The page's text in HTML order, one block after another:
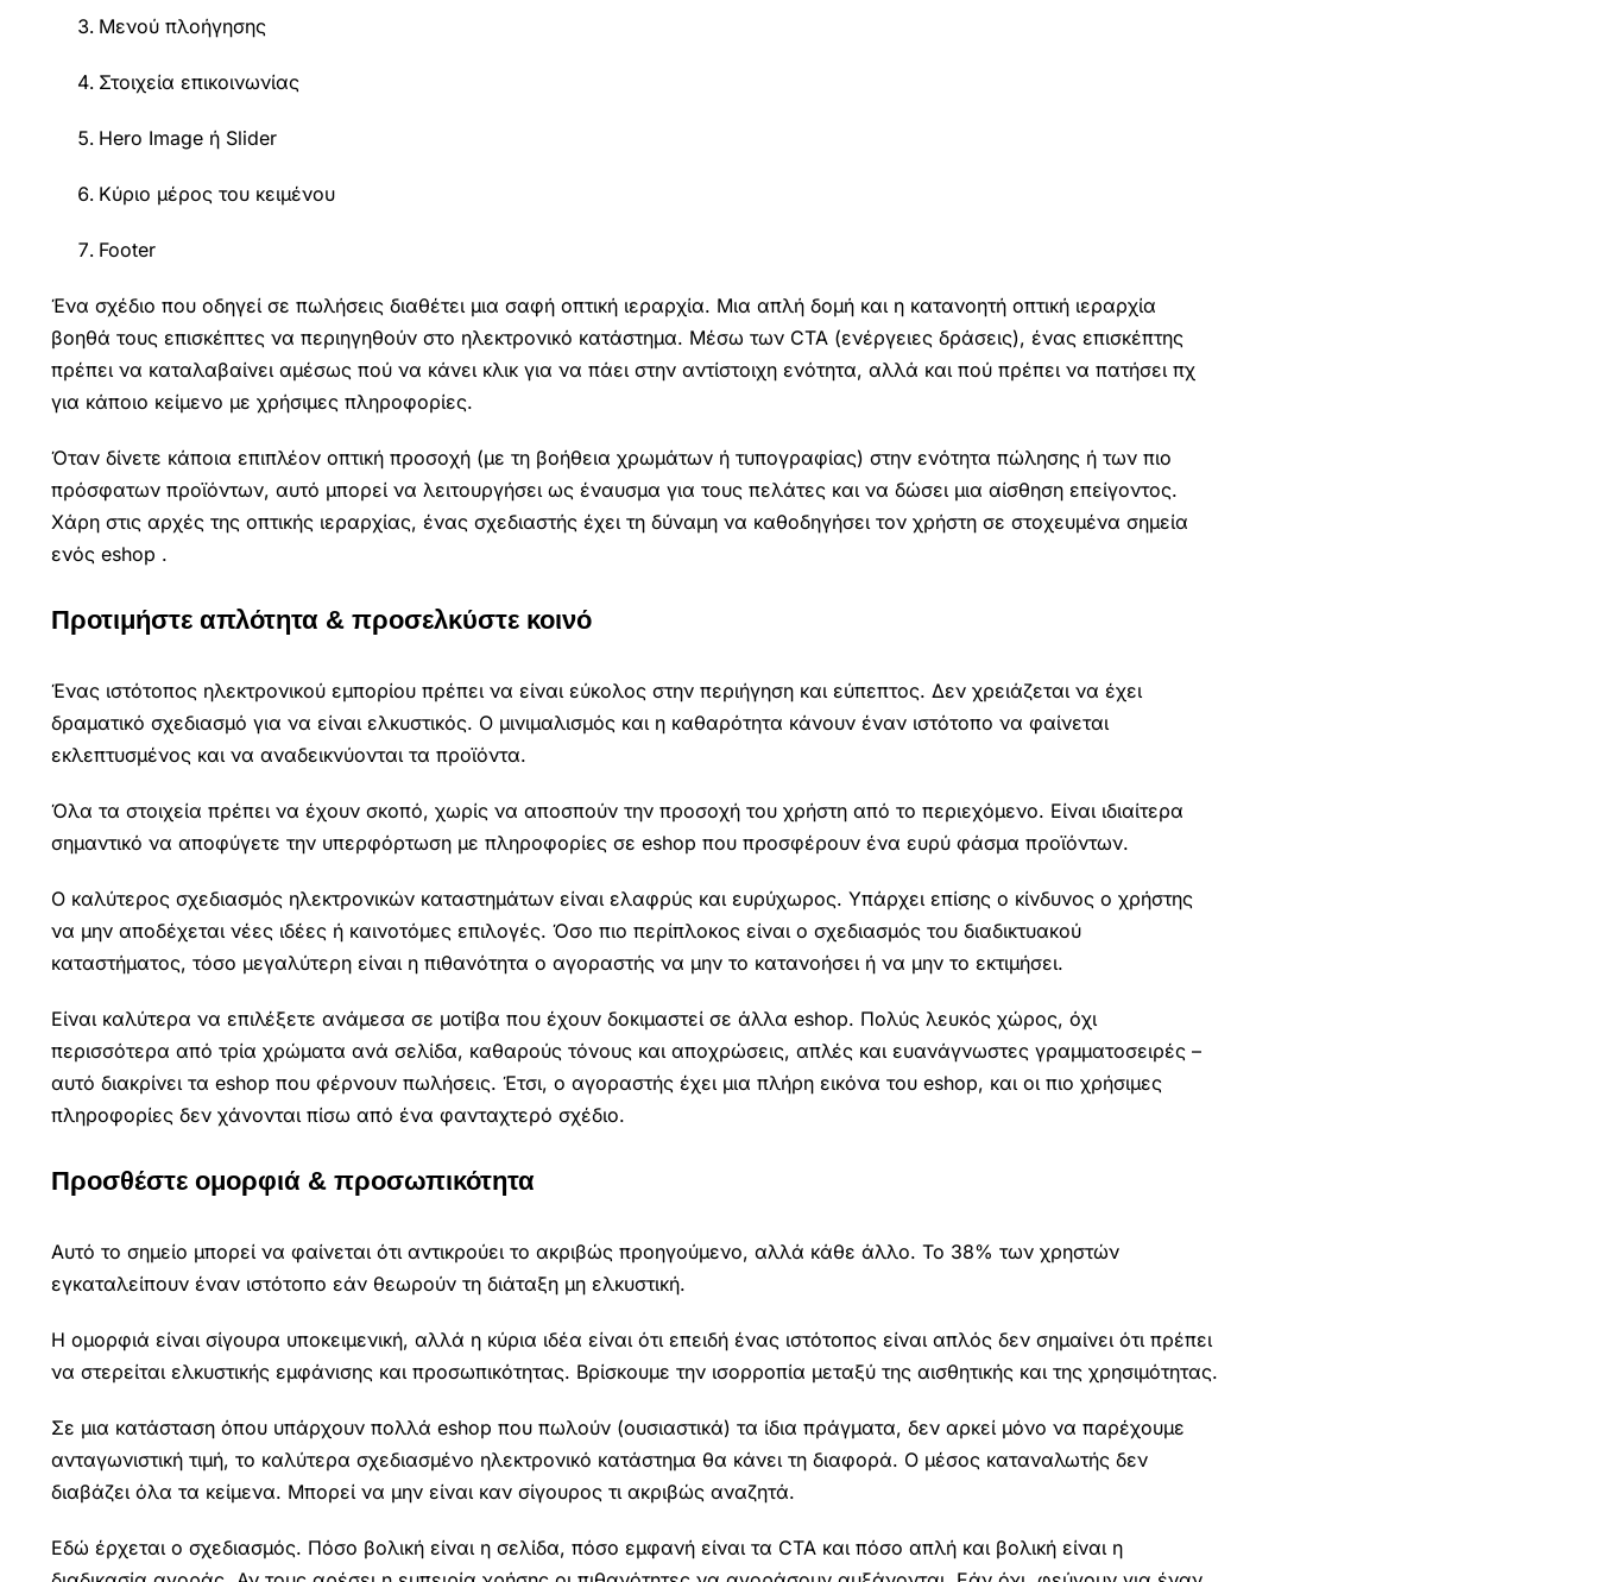
Μενού πλοήγησης
Στοιχεία επικοινωνίας
Hero Image ή Slider
Κύριο μέρος του κειμένου
Footer
Ένα σχέδιο που οδηγεί σε πωλήσεις διαθέτει μια σαφή οπτική ιεραρχία. Μια απλή δομή και η κατανοητή οπτική ιεραρχία
βοηθά τους επισκέπτες να περιηγηθούν στο ηλεκτρονικό κατάστημα. Μέσω των CTA (ενέργειες δράσεις), ένας επισκέπτης
πρέπει να καταλαβαίνει αμέσως πού να κάνει κλικ για να πάει στην αντίστοιχη ενότητα, αλλά και πού πρέπει να πατήσει πχ
για κάποιο κείμενο με χρήσιμες πληροφορίες.
Όταν δίνετε κάποια επιπλέον οπτική προσοχή (με τη βοήθεια χρωμάτων ή τυπογραφίας) στην ενότητα πώλησης ή των πιο
πρόσφατων προϊόντων, αυτό μπορεί να λειτουργήσει ως έναυσμα για τους πελάτες και να δώσει μια αίσθηση επείγοντος.
Χάρη στις αρχές της οπτικής ιεραρχίας, ένας σχεδιαστής έχει τη δύναμη να καθοδηγήσει τον χρήστη σε στοχευμένα σημεία
ενός eshop .
Προτιμήστε απλότητα & προσελκύστε κοινό
Ένας ιστότοπος ηλεκτρονικού εμπορίου πρέπει να είναι εύκολος στην περιήγηση και εύπεπτος. Δεν χρειάζεται να έχει
δραματικό σχεδιασμό για να είναι ελκυστικός. Ο μινιμαλισμός και η καθαρότητα κάνουν έναν ιστότοπο να φαίνεται
εκλεπτυσμένος και να αναδεικνύονται τα προϊόντα.
Όλα τα στοιχεία πρέπει να έχουν σκοπό, χωρίς να αποσπούν την προσοχή του χρήστη από το περιεχόμενο. Είναι ιδιαίτερα
σημαντικό να αποφύγετε την υπερφόρτωση με πληροφορίες σε eshop που προσφέρουν ένα ευρύ φάσμα προϊόντων.
Ο καλύτερος σχεδιασμός ηλεκτρονικών καταστημάτων είναι ελαφρύς και ευρύχωρος. Υπάρχει επίσης ο κίνδυνος ο χρήστης
να μην αποδέχεται νέες ιδέες ή καινοτόμες επιλογές. Όσο πιο περίπλοκος είναι ο σχεδιασμός του διαδικτυακού
καταστήματος, τόσο μεγαλύτερη είναι η πιθανότητα ο αγοραστής να μην το κατανοήσει ή να μην το εκτιμήσει.
Είναι καλύτερα να επιλέξετε ανάμεσα σε μοτίβα που έχουν δοκιμαστεί σε άλλα eshop. Πολύς λευκός χώρος, όχι
περισσότερα από τρία χρώματα ανά σελίδα, καθαρούς τόνους και αποχρώσεις, απλές και ευανάγνωστες γραμματοσειρές –
αυτό διακρίνει τα eshop που φέρνουν πωλήσεις. Έτσι, ο αγοραστής έχει μια πλήρη εικόνα του eshop, και οι πιο χρήσιμες
πληροφορίες δεν χάνονται πίσω από ένα φανταχτερό σχέδιο.
Προσθέστε ομορφιά & προσωπικότητα
Αυτό το σημείο μπορεί να φαίνεται ότι αντικρούει το ακριβώς προηγούμενο, αλλά κάθε άλλο. Το 38% των χρηστών
εγκαταλείπουν έναν ιστότοπο εάν θεωρούν τη διάταξη μη ελκυστική.
Η ομορφιά είναι σίγουρα υποκειμενική, αλλά η κύρια ιδέα είναι ότι επειδή ένας ιστότοπος είναι απλός δεν σημαίνει ότι πρέπει
να στερείται ελκυστικής εμφάνισης και προσωπικότητας. Βρίσκουμε την ισορροπία μεταξύ της αισθητικής και της χρησιμότητας.
Σε μια κατάσταση όπου υπάρχουν πολλά eshop που πωλούν (ουσιαστικά) τα ίδια πράγματα, δεν αρκεί μόνο να παρέχουμε
ανταγωνιστική τιμή, το καλύτερα σχεδιασμένο ηλεκτρονικό κατάστημα θα κάνει τη διαφορά. Ο μέσος καταναλωτής δεν
διαβάζει όλα τα κείμενα. Μπορεί να μην είναι καν σίγουρος τι ακριβώς αναζητά.
Εδώ έρχεται ο σχεδιασμός. Πόσο βολική είναι η σελίδα, πόσο εμφανή είναι τα CTA και πόσο απλή και βολική είναι η